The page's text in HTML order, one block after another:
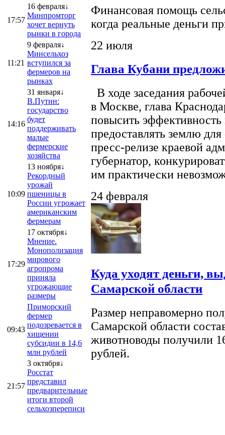
17:57
16 февраля↓
Минпромторг
хочет вернуть
рынки в города
11:21
9 февраля↓
Минсельхоз
вступился за
фермеров на
рынках
14:16
31 января↓
В.Путин:
государство
будет
поддерживать
малые
фермерские
хозяйства
10:09
13 ноября↓
Рекордный
урожай
пшеницы в
России угрожает
американским
фермерам
17:29
17 октября↓
Мнение.
Монополизация
мирового
агропрома
приняла
угрожающие
размеры
09:43
Приморский
фермер
подозревается в
хищении
субсидии в 14,6
млн рублей
21:57
3 октября↓
Росстат
представил
предварительные
итоги второй
сельхозпереписи
Финансовая помощь
когда реальные деньги
22 июля
Глава Кубани
В ходе заседания
в Москве, глава
повысить эффективность
предоставлять землю
пресс-релизе краевой
губернатор,
им практически
24 февраля
Куда уходят деньги,
Самарской области
Размер неправомерно
Самарской области
животноводы получили
рублей.